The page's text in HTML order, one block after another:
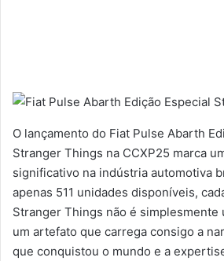
O lançamento do Fiat Pulse Abarth
Stranger Things na CCXP25 marca
significativo na indústria automotiva
apenas 511 unidades disponíveis,
Stranger Things não é simplesmente
um artefato que carrega consigo a
que conquistou o mundo e a